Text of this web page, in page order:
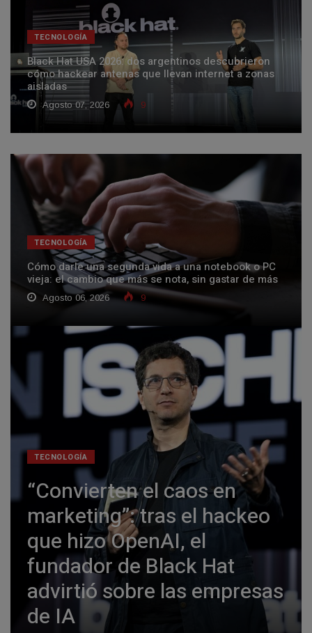
TECNOLOGÍA
Black Hat USA 2026: dos argentinos descubrieron
cómo hackear antenas que llevan internet a zonas
aisladas
Agosto 07, 2026 9
TECNOLOGÍA
Cómo darle una segunda vida a una notebook o PC
vieja: el cambio que más se nota, sin gastar de más
Agosto 06, 2026 9
TECNOLOGÍA
“Convierten el caos en
marketing”: tras el hackeo
que hizo OpenAI, el
fundador de Black Hat
advirtió sobre las empresas
de IA